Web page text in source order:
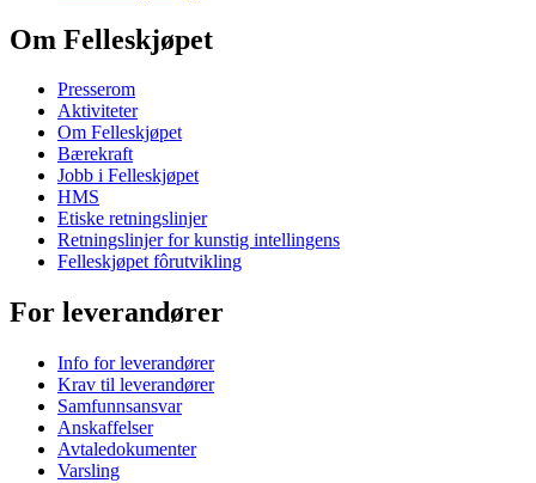
Om Felleskjøpet
Presserom
Aktiviteter
Om Felleskjøpet
Bærekraft
Jobb i Felleskjøpet
HMS
Etiske retningslinjer
Retningslinjer for kunstig intellingens
Felleskjøpet fôrutvikling
For leverandører
Info for leverandører
Krav til leverandører
Samfunnsansvar
Anskaffelser
Avtaledokumenter
Varsling